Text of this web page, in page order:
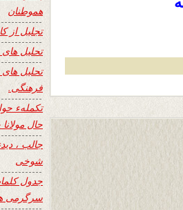
هموطنان
تجلیل از
تحلیل
تحلیل
فرهنگی.
تکملهء
حال
جالب ،
شوخی
جدول
سرگرمی